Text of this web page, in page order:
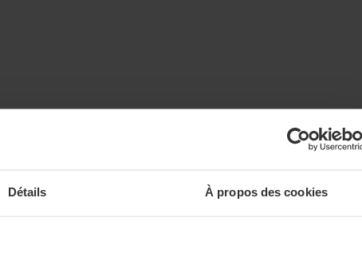
Détails À propos des cookies